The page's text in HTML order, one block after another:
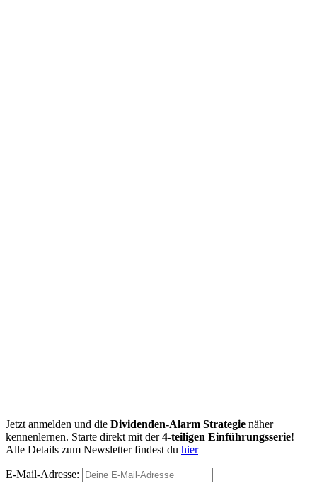
Jetzt anmelden und die Dividenden-Alarm Strategie näher
kennenlernen. Starte direkt mit der4-teiligen Einführungsserie!
Alle Details zum Newsletter findest du hier
E-Mail-Adresse: